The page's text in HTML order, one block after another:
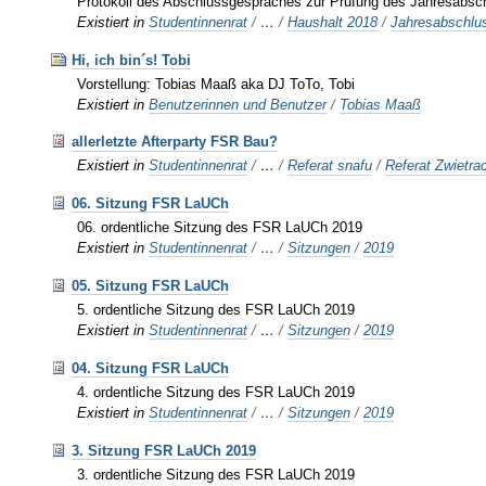
Existiert in Studentinnenrat / …/Haushalt 2018 /
Hi, ich bin´s! Tobi
Vorstellung: Tobias Maaß aka DJ ToTo, Tobi
Existiert in Benutzerinnen und Benutzer / Tobias Maaß
allerletzte Afterparty FSR Bau?
Existiert in Studentinnenrat / …/Referat snafu /Referat
06. Sitzung FSR LaUCh
06. ordentliche Sitzung des FSR LaUCh 2019
Existiert in Studentinnenrat / …/Sitzungen /2019
05. Sitzung FSR LaUCh
5. ordentliche Sitzung des FSR LaUCh 2019
Existiert in Studentinnenrat / …/Sitzungen /2019
04. Sitzung FSR LaUCh
4. ordentliche Sitzung des FSR LaUCh 2019
Existiert in Studentinnenrat / …/Sitzungen /2019
3. Sitzung FSR LaUCh 2019
3. ordentliche Sitzung des FSR LaUCh 2019